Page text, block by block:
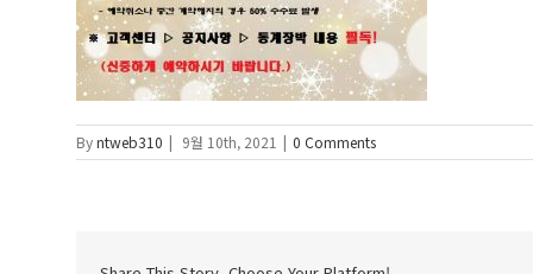
Byntweb310 | 9월 10th, 2021 | 0 Comments